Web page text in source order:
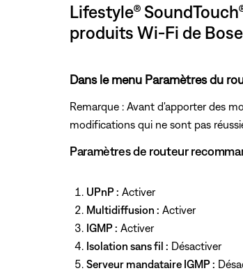
Lifestyle®
produits Wi-Fi de Bose
Dans le menu Paramètres du
Remarque : Avant d'apporter des
modifications qui ne sont pas
Paramètres de routeur
UPnP : Activer
Multidiffusion : Activer
IGMP : Activer
Isolation sans fil : Désactiver
Serveur mandataire IGMP :